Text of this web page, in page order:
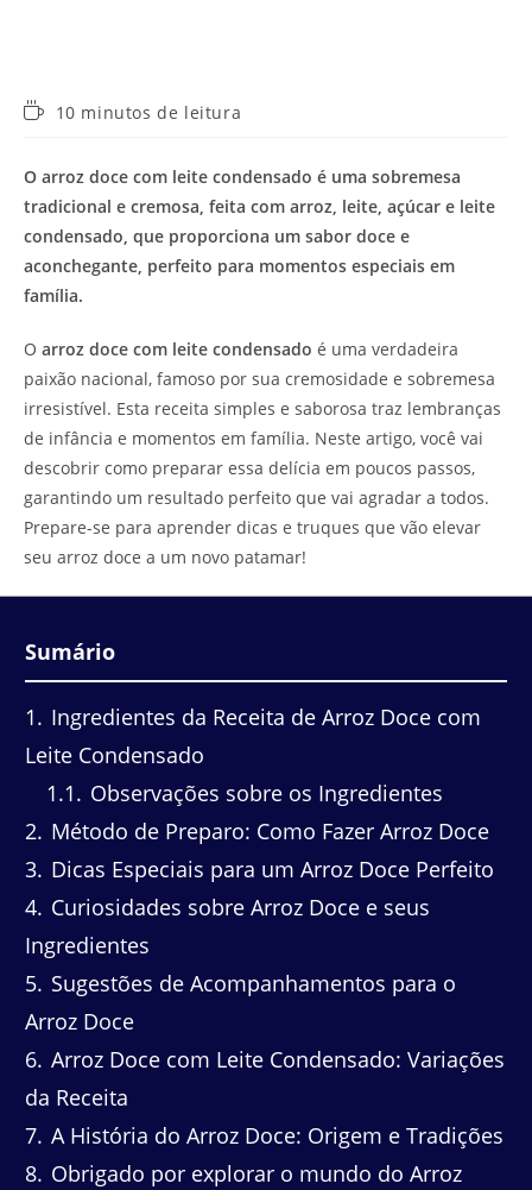
Tempo10 minutos de leitura
O arroz doce com leite condensado é uma sobremesa
tradicional e cremosa, feita com arroz, leite, açúcar e leite
condensado, que proporciona um sabor doce e
aconchegante, perfeito para momentos especiais em
família.
O arroz doce com leite condensado é uma verdadeira
paixão nacional, famoso por sua cremosidade e sobremesa
irresistível. Esta receita simples e saborosa traz lembranças
de infância e momentos em família. Neste artigo, você vai
descobrir como preparar essa delícia em poucos passos,
garantindo um resultado perfeito que vai agradar a todos.
Prepare-se para aprender dicas e truques que vão elevar
seu arroz doce a um novo patamar!
Sumário
1
Ingredientes da Receita de Arroz Doce com
Leite Condensado
1.1
Observações sobre os Ingredientes
2 Método de Preparo: Como Fazer Arroz Doce
3 Dicas Especiais para um Arroz Doce Perfeito
4 Curiosidades sobre Arroz Doce e seus
Ingredientes
5 Sugestões de Acompanhamentos para o
Arroz Doce
6 Arroz Doce com Leite Condensado: Variações
da Receita
7 A História do Arroz Doce: Origem e Tradições
8 Obrigado por explorar o mundo do Arroz